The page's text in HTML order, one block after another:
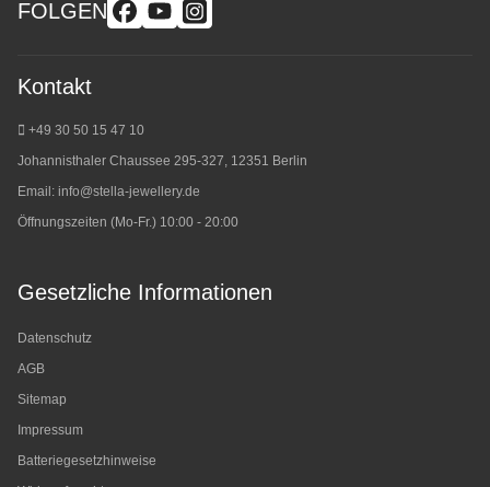
FOLGEN
Kontakt
+49 30 50 15 47 10
Johannisthaler Chaussee 295-327, 12351 Berlin
Email: info@stella-jewellery.de
Öffnungszeiten (Mo-Fr.) 10:00 - 20:00
Gesetzliche Informationen
Datenschutz
AGB
Sitemap
Impressum
Batteriegesetzhinweise